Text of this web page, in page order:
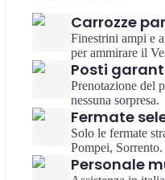
Carrozze
Finestrini ampi e
per ammirare il
Posti
Prenotazione del
nessuna sorpresa.
Fermate
Solo le fermate
Pompei, Sorrento.
Personale